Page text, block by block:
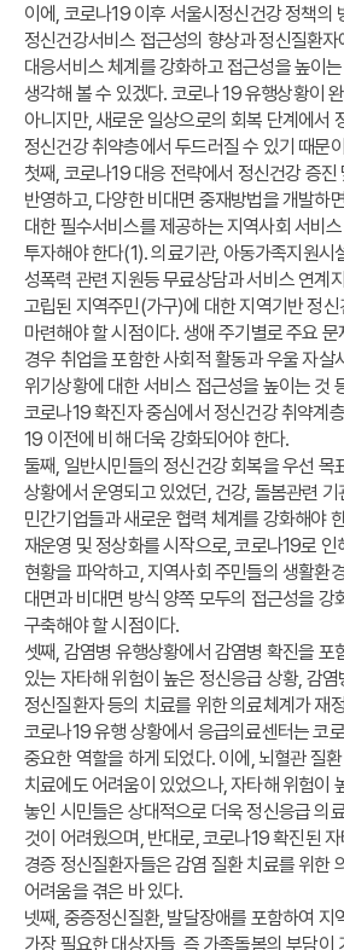
이에, 코로나19 이후 서울시정신건강 정책의
정신건강서비스 접근성의 향상과 정신질환
대응서비스 체계를 강화하고 접근성을 높이
생각해 볼 수 있겠다. 코로나 19 유행상황이
아니지만, 새로운 일상으로의 회복 단계에서
정신건강 취약층에서 두드러질 수 있기 때문
첫째, 코로나19 대응 전략에서 정신건강 증진
반영하고, 다양한 비대면 중재방법을 개발하
대한 필수서비스를 제공하는 지역사회 서비
투자해야 한다(1). 의료기관, 아동가족지원시
성폭력 관련 지원등 무료상담과 서비스 연계
고립된 지역주민(가구)에 대한 지역기반 정
마련해야 할 시점이다. 생애 주기별로 주요 문
경우 취업을 포함한 사회적 활동과 우울 자살
위기상황에 대한 서비스 접근성을 높이는 것
코로나19 확진자 중심에서 정신건강 취약계
19 이전에 비해 더욱 강화되어야 한다.
둘째, 일반시민들의 정신건강 회복을 우선 목
상황에서 운영되고 있었던, 건강, 돌봄관련 기
민간기업들과 새로운 협력 체계를 강화해야
재운영 및 정상화를 시작으로, 코로나19로 인
현황을 파악하고, 지역사회 주민들의 생활환
대면과 비대면 방식 양쪽 모두의 접근성을 강
구축해야 할 시점이다.
셋째, 감염병 유행상황에서 감염병 확진을 포
있는 자타해 위험이 높은 정신응급 상황, 감염
정신질환자 등의 치료를 위한 의료체계가 재
코로나19 유행 상황에서 응급의료센터는 코
중요한 역할을 하게 되었다. 이에, 뇌혈관 질
치료에도 어려움이 있었으나, 자타해 위험이
놓인 시민들은 상대적으로 더욱 정신응급 의
것이 어려웠으며, 반대로, 코로나19 확진된
경증 정신질환자들은 감염 질환 치료를 위한
어려움을 겪은 바 있다.
넷째, 중증정신질환, 발달장애를 포함하여 지
가장 필요한 대상자들, 즉 가족돌봄의 부담이